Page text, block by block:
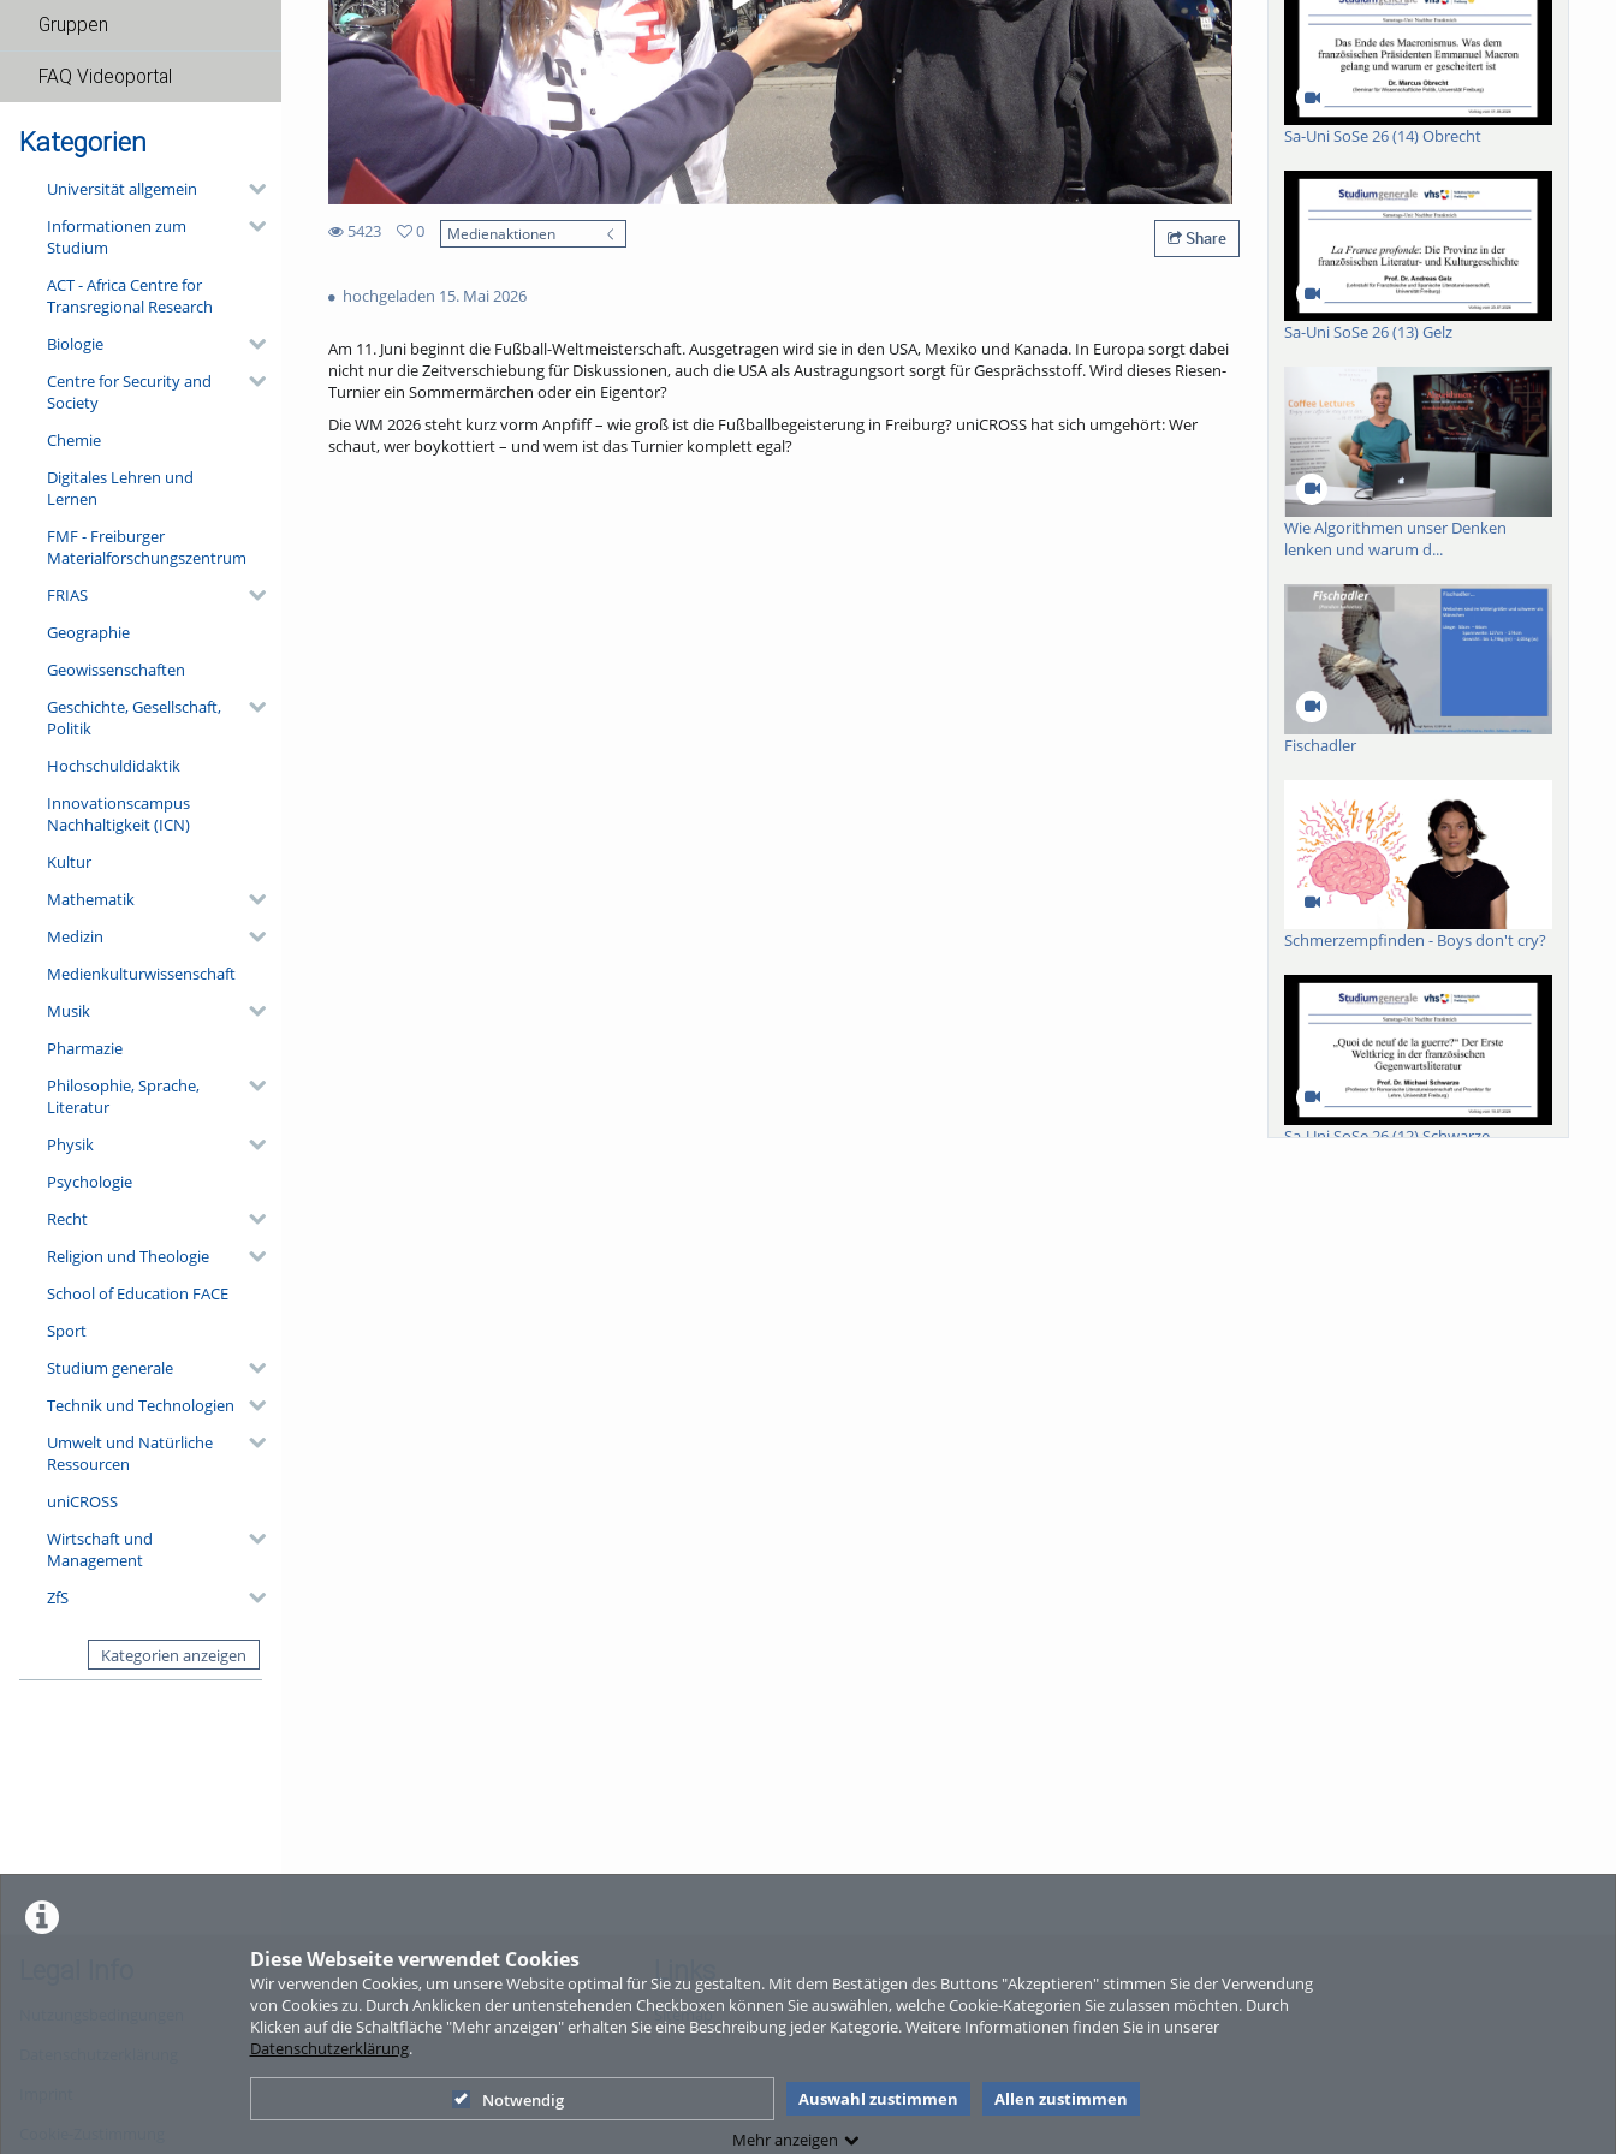
Diese Webseite verwendet Cookies
Wir verwenden Cookies, um unsere Website optimal für Sie zu gestalten. Mit dem Bestätigen des Buttons "Akzeptieren" stimmen Sie der Verwendung
von Cookies zu. Durch Anklicken der untenstehenden Checkboxen können Sie auswählen, welche Cookie-Kategorien Sie zulassen möchten. Durch
Klicken auf die Schaltfläche "Mehr anzeigen" erhalten Sie eine Beschreibung jeder Kategorie. Weitere Informationen finden Sie in unserer
Datenschutzerklärung.
Notwendig Auswahl zustimmen
Allen zustimmen
Mehr anzeigen
Gruppen
FAQ Videoportal
Kategorien
Universität allgemein
Informationen zum
Studium
ACT - Africa Centre for
Transregional Research
Biologie
Centre for Security and
Society
Chemie
Digitales Lehren und
Lernen
FMF - Freiburger
Materialforschungszentrum
FRIAS
Geographie
Geowissenschaften
Geschichte, Gesellschaft,
Politik
Hochschuldidaktik
Innovationscampus
Nachhaltigkeit (ICN)
Kultur
Mathematik
Medizin
Medienkulturwissenschaft
Musik
Pharmazie
Philosophie, Sprache,
Literatur
Physik
Psychologie
Recht
Religion und Theologie
School of Education FACE
Sport
Studium generale
Technik und Technologien
Umwelt und Natürliche
Ressourcen
uniCROSS
Wirtschaft und
Management
ZfS
Kategorien anzeigen
5423
views
0
Medienaktionen Share
hochgeladen 15. Mai 2026
Am 11. Juni beginnt die Fußball-Weltmeisterschaft. Ausgetragen wird sie in den USA, Mexiko und Kanada. In Europa sorgt dabei
nicht nur die Zeitverschiebung für Diskussionen, auch die USA als Austragungsort sorgt für Gesprächsstoff. Wird dieses Riesen-
Turnier ein Sommermärchen oder ein Eigentor?
Die WM 2026 steht kurz vorm Anpfiff – wie groß ist die Fußballbegeisterung in Freiburg? uniCROSS hat sich umgehört: Wer
schaut, wer boykottiert – und wem ist das Turnier komplett egal?
Sa-Uni SoSe 26 (14) Obrecht
Sa-Uni SoSe 26 (13) Gelz
Wie Algorithmen unser Denken
lenken und warum d...
Fischadler
Schmerzempfinden - Boys don't cry?
Sa-Uni SoSe 26 (12) Schwarze
Sperber
Links
Sitemap